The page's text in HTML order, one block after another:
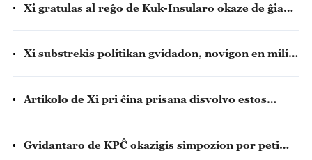
Xi gratulas al reĝo de Kuk-Insularo okaze de ĝia
Xi substrekis politikan gvidadon, novigon en milita
Artikolo de Xi pri ĉina prisana disvolvo estos
Gvidantaro de KPĈ okazigis simpozion por peti